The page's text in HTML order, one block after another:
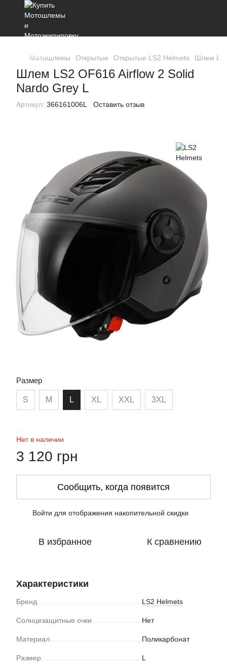
Мотошлемы Открытые Открытые LS2 Helmets Шлем
Шлем LS2 OF616 Airflow 2 Solid
Nardo Grey L
Артикул: 366161006L Оставить отзыв
Размер
S M L XL XXL 3XL
Нет в наличии
3 120 грн
Сообщить, когда появится
Войти для отображения накопительной скидки
В избранное К сравнению
Характеристики
Бренд LS2 Helmets
Солнцезащитные очки Нет
Материал Поликарбонат
Размер L